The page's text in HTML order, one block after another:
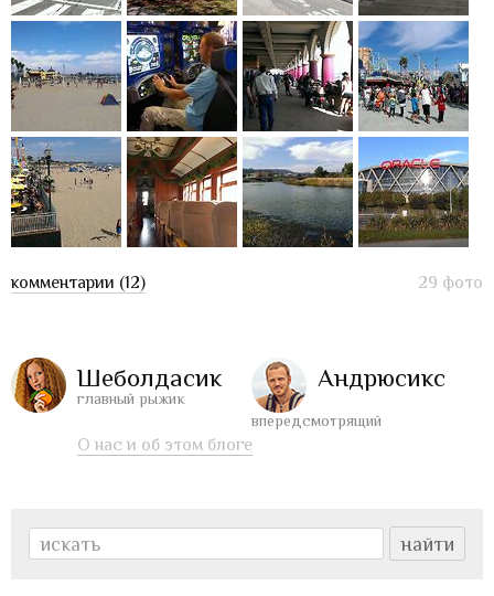
комментарии (12) 29 фото
Шеболдасик
главный рыжик
Андрюсикс
впередсмотрящий
О нас и об этом блоге